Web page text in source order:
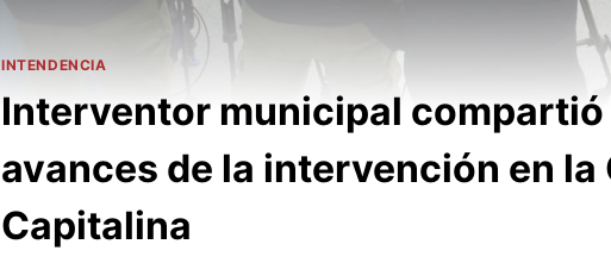
INTENDENCIA
Interventor municipal
avances de la intervención en la
Capitalina